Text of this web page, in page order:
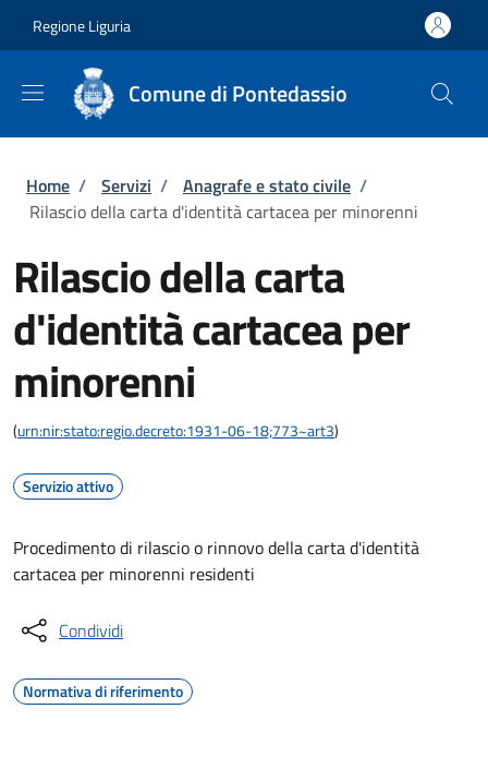
Regione Liguria
Comune di Pontedassio
Briciole di pane
Home / Servizi / Anagrafe e stato civile /
Rilascio della carta d'identità cartacea per minorenni
Rilascio della carta
d'identità cartacea per
minorenni
(urn:nir:stato:regio.decreto:1931-06-18;773~art3)
Servizio attivo
Procedimento di rilascio o rinnovo della carta d'identità
cartacea per minorenni residenti
Condividi
Normativa di riferimento